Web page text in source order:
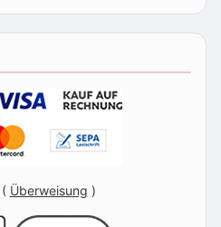
( Überweisung )